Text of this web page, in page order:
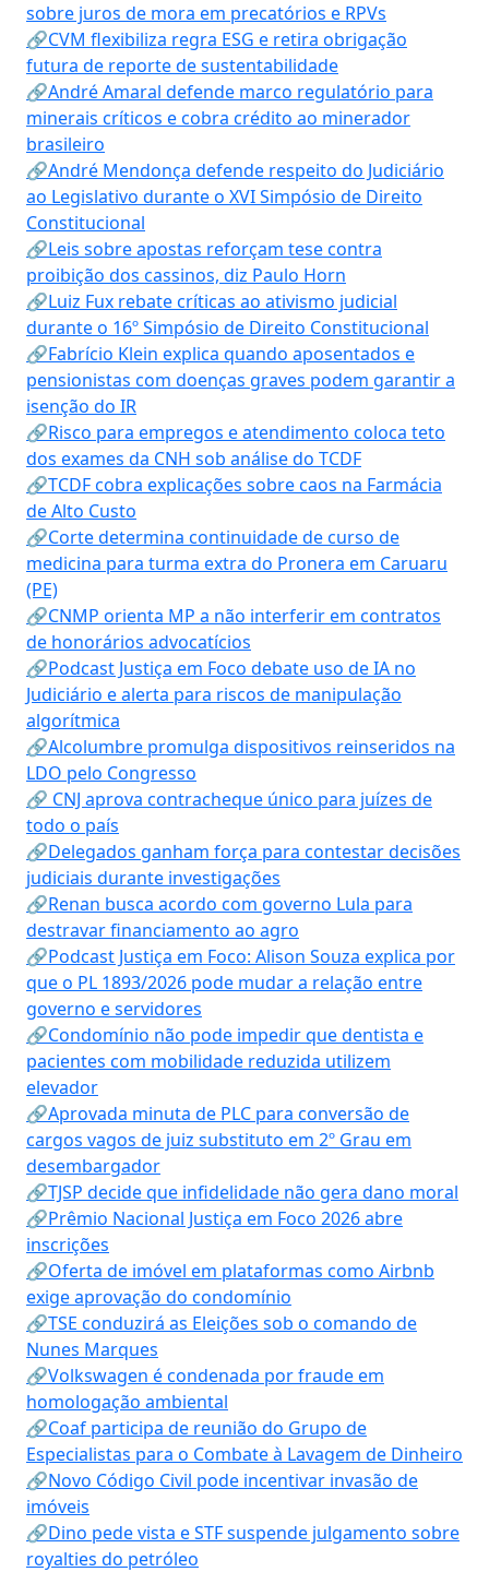
sobre juros de mora em precatórios e RPVs
🔗CVM flexibiliza regra ESG e retira obrigação
futura de reporte de sustentabilidade
🔗André Amaral defende marco regulatório para
minerais críticos e cobra crédito ao minerador
brasileiro
🔗André Mendonça defende respeito do Judiciário
ao Legislativo durante o XVI Simpósio de Direito
Constitucional
🔗Leis sobre apostas reforçam tese contra
proibição dos cassinos, diz Paulo Horn
🔗Luiz Fux rebate críticas ao ativismo judicial
durante o 16º Simpósio de Direito Constitucional
🔗Fabrício Klein explica quando aposentados e
pensionistas com doenças graves podem garantir a
isenção do IR
🔗Risco para empregos e atendimento coloca teto
dos exames da CNH sob análise do TCDF
🔗TCDF cobra explicações sobre caos na Farmácia
de Alto Custo
🔗Corte determina continuidade de curso de
medicina para turma extra do Pronera em Caruaru
(PE)
🔗CNMP orienta MP a não interferir em contratos
de honorários advocatícios
🔗Podcast Justiça em Foco debate uso de IA no
Judiciário e alerta para riscos de manipulação
algorítmica
🔗Alcolumbre promulga dispositivos reinseridos na
LDO pelo Congresso
🔗 CNJ aprova contracheque único para juízes de
todo o país
🔗Delegados ganham força para contestar decisões
judiciais durante investigações
🔗Renan busca acordo com governo Lula para
destravar financiamento ao agro
🔗Podcast Justiça em Foco: Alison Souza explica por
que o PL 1893/2026 pode mudar a relação entre
governo e servidores
🔗Condomínio não pode impedir que dentista e
pacientes com mobilidade reduzida utilizem
elevador
🔗Aprovada minuta de PLC para conversão de
cargos vagos de juiz substituto em 2º Grau em
desembargador
🔗TJSP decide que infidelidade não gera dano moral
🔗Prêmio Nacional Justiça em Foco 2026 abre
inscrições
🔗Oferta de imóvel em plataformas como Airbnb
exige aprovação do condomínio
🔗TSE conduzirá as Eleições sob o comando de
Nunes Marques
🔗Volkswagen é condenada por fraude em
homologação ambiental
🔗Coaf participa de reunião do Grupo de
Especialistas para o Combate à Lavagem de Dinheiro
🔗Novo Código Civil pode incentivar invasão de
imóveis
🔗Dino pede vista e STF suspende julgamento sobre
royalties do petróleo